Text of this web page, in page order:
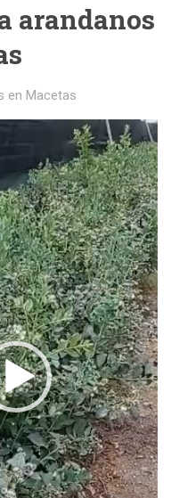
arandanos
en Macetas